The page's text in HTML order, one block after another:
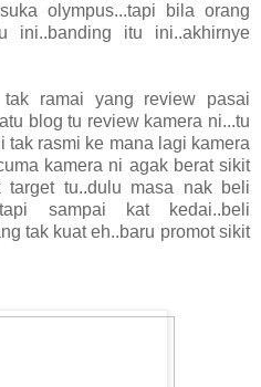
olympus...tapi bila orang
ini..banding itu ini..akhirnye
ramai yang review pasai
blog tu review kamera ni...tu
tak rasmi ke mana lagi kamera
kamera ni agak berat sikit
tu..dulu masa nak beli
sampai kat kedai..beli
tak kuat eh..baru promot sikit